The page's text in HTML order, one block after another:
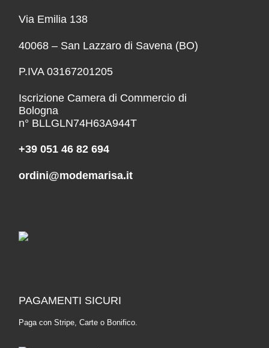
Via Emilia 138
40068 – San Lazzaro di Savena (BO)
P.IVA 03167201205
Iscrizione Camera di Commercio di
Bologna
n° BLLGLN74H63A944T
+39 051 46 82 694
ordini@modemarisa.it
PAGAMENTI SICURI
Paga con Stripe, Carte o Bonifico.